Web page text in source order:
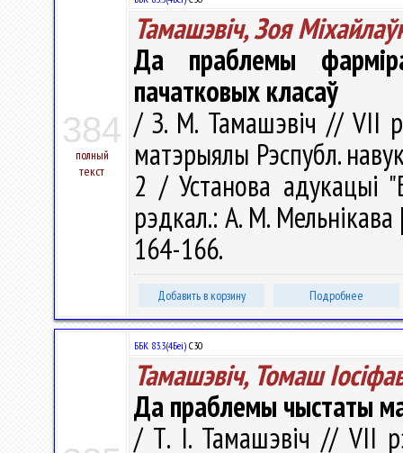
384
полный
текст
Тамашэвіч, Зоя
Да праблемы
пачатковых класаў
/ З. М. Тамашэвіч // VII
матэрыялы Рэспубл.
2 / Установа адукацыі
рэдкал.: А. М.
164-166.
Добавить в корзину Подробнее
ББК 83.3(4Беі) С30
Тамашэвіч, Томаш
Да праблемы чыстаты
/ Т. І. Тамашэвіч // VII